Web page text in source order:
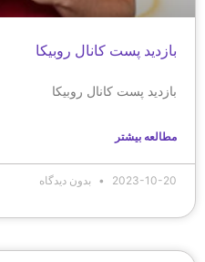
بازدید پست کانال روبیکا
بازدید پست کانال روبیکا
مطالعه بیشتر
2023-10-20 بدون دیدگاه